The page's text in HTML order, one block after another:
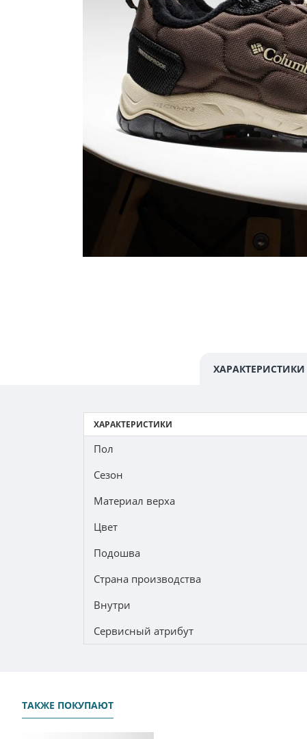
ХАРАКТЕРИСТИКИ
ХАРАКТЕРИСТИКИ
Пол
Сезон
Материал верха
Цвет
Подошва
Страна производства
Внутри
Сервисный атрибут
ТАКЖЕ ПОКУПАЮТ